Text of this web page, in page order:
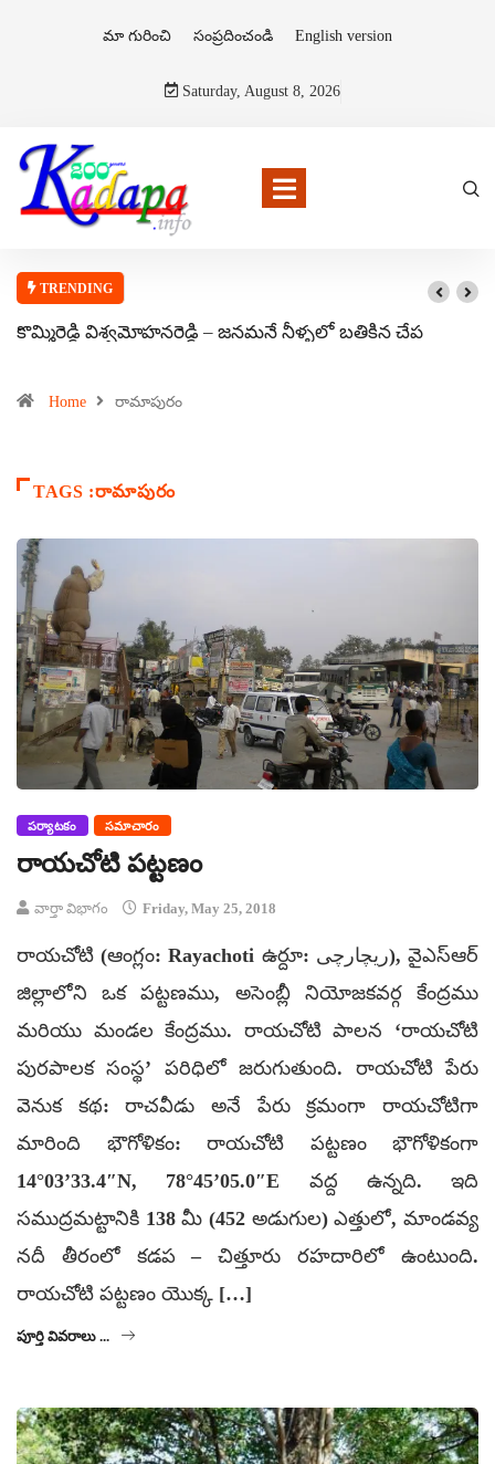
మా గురించి సంప్రదించండి English version
Saturday, August 8, 2026
TRENDING
కొమ్మిరెడ్డి విశ్వమోహనరెడ్డి – జనమనే నీళ్ళలో బతికిన చేప
Home రామాపురం
TAGS :రామాపురం
పర్యాటకం సమాచారం
రాయచోటి పట్టణం
వార్తా విభాగం Friday, May 25, 2018
రాయచోటి (ఆంగ్లం: Rayachoti ఉర్దూ: ریچارچی), వైఎస్ఆర్
జిల్లాలోని ఒక పట్టణము, అసెంబ్లీ నియోజకవర్గ కేంద్రము
మరియు మండల కేంద్రము. రాయచోటి పాలన ‘రాయచోటి
పురపాలక సంస్థ’ పరిధిలో జరుగుతుంది. రాయచోటి పేరు
వెనుక కథ: రాచవీడు అనే పేరు క్రమంగా రాయచోటిగా
మారింది భౌగోళికం: రాయచోటి పట్టణం భౌగోళికంగా
14°03’33.4″N, 78°45’05.0″E వద్ద ఉన్నది. ఇది
సముద్రమట్టానికి 138 మీ (452 అడుగుల) ఎత్తులో, మాండవ్య
నదీ తీరంలో కడప – చిత్తూరు రహదారిలో ఉంటుంది.
రాయచోటి పట్టణం యొక్క […]
పూర్తి వివరాలు ...